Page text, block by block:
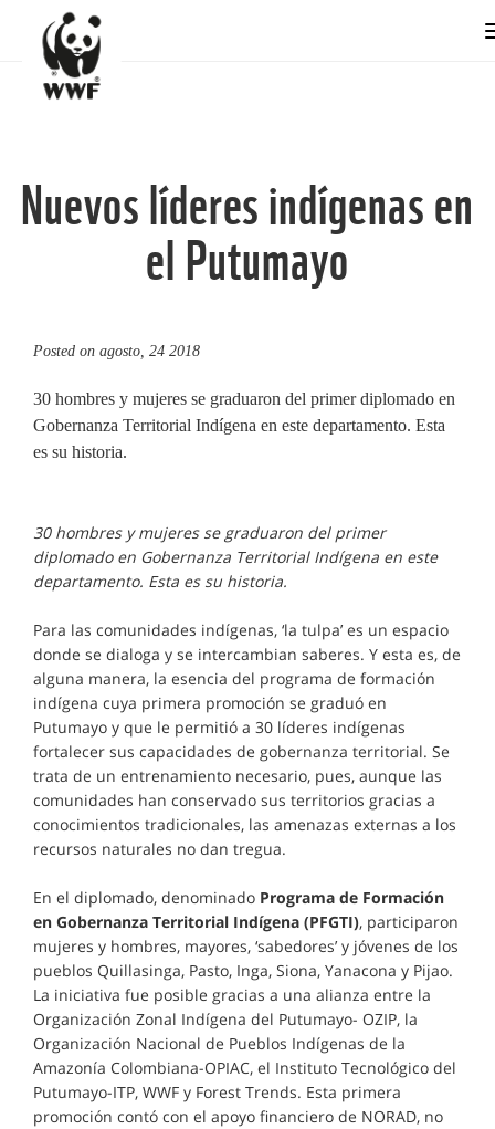
Nuevos líderes indígenas en
el Putumayo
Posted on agosto, 24 2018
30 hombres y mujeres se graduaron del primer diplomado en
Gobernanza Territorial Indígena en este departamento. Esta
es su historia.
30 hombres y mujeres se graduaron del primer
diplomado en Gobernanza Territorial Indígena en este
departamento. Esta es su historia.
Para las comunidades indígenas, ‘la tulpa’ es un espacio
donde se dialoga y se intercambian saberes. Y esta es, de
alguna manera, la esencia del programa de formación
indígena cuya primera promoción se graduó en
Putumayo y que le permitió a 30 líderes indígenas
fortalecer sus capacidades de gobernanza territorial. Se
trata de un entrenamiento necesario, pues, aunque las
comunidades han conservado sus territorios gracias a
conocimientos tradicionales, las amenazas externas a los
recursos naturales no dan tregua.
En el diplomado, denominado Programa de Formación
en Gobernanza Territorial Indígena (PFGTI), participaron
mujeres y hombres, mayores, ‘sabedores’ y jóvenes de los
pueblos Quillasinga, Pasto, Inga, Siona, Yanacona y Pijao.
La iniciativa fue posible gracias a una alianza entre la
Organización Zonal Indígena del Putumayo- OZIP, la
Organización Nacional de Pueblos Indígenas de la
Amazonía Colombiana-OPIAC, el Instituto Tecnológico del
Putumayo-ITP, WWF y Forest Trends. Esta primera
promoción contó con el apoyo financiero de NORAD, no